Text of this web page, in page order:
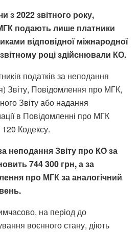
з 2022 звітного року,
подають лише платники
відповідної міжнародної
році здійснювали КО.
податків за неподання
Звіту, Повідомлення про МГК,
Звіту або надання
в Повідомленні про МГК
Кодексу.
неподання Звіту про КО за
744 300 грн, а за
про МГК за аналогічний
на період до
воєнного стану, діють